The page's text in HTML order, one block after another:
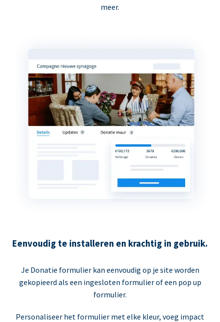
meer.
Eenvoudig te installeren en krachtig in gebruik.
Je Donatie formulier kan eenvoudig op je site worden
gekopieerd als een ingesloten formulier of een pop up
formulier.
Personaliseer het formulier met elke kleur, voeg impact